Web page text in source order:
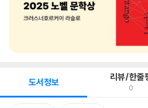
도서정보 리뷰/한줄
0